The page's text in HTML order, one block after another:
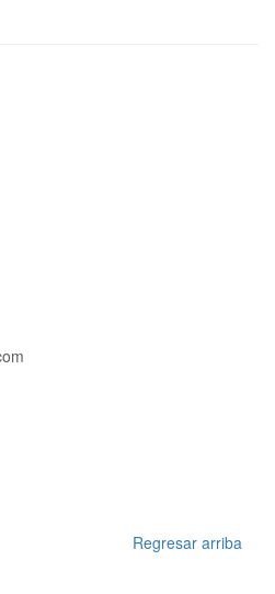
Regresar arriba